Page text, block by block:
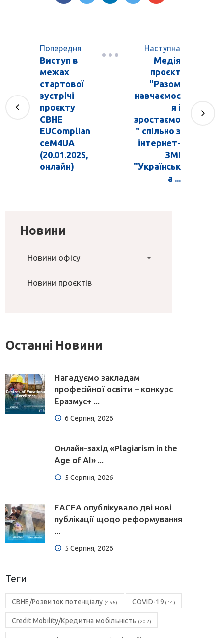
Попередня
Виступ в
межах
стартової
зустрічі
проєкту
CBHE
EUComplian
ceM4UA
(20.01.2025,
онлайн)
Наступна
Медія
проєкт
"Разом
навчаємос
я і
зростаємо
" спільно з
інтернет-
ЗМІ
"Українськ
а ...
Новини
Новини офісу
Новини проєктів
Останні Новини
Нагадуємо закладам
професійної освіти – конкурс
Еразмус+ ...
6 Серпня, 2026
Онлайн-захід «Plagiarism in the
Age of AI» ...
5 Серпня, 2026
EACEA опублікувало дві нові
публікації щодо реформування
...
5 Серпня, 2026
Теги
CBHE/Розвиток потенціалу (456) COVID-19 (14)
Credit Mobility/Кредитна мобільність (202)